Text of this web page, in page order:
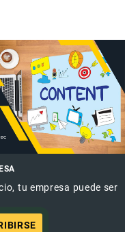
tu empresa puede ser